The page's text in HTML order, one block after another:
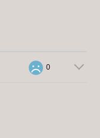
0